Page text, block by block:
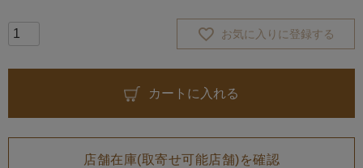
お気に入りに登録する
カートに入れる
店舗在庫(取寄せ可能店舗)を確認